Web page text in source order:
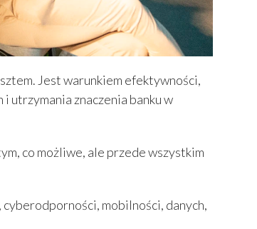
Jest warunkiem efektywności,
utrzymania znaczenia banku w
co możliwe, ale przede wszystkim
mobilności, danych,